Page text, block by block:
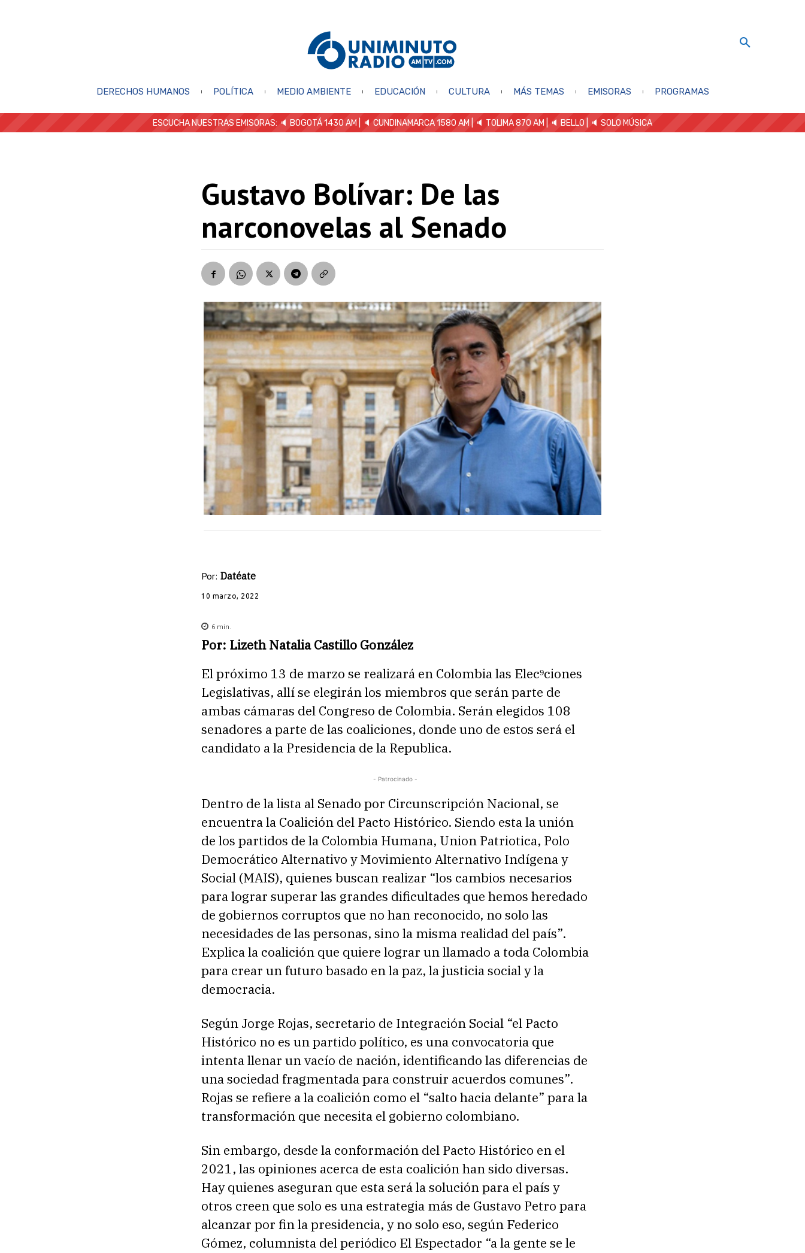
DERECHOS HUMANOS POLÍTICA MEDIO AMBIENTE EDUCACIÓN CULTURA MÁS TEMAS EMISORAS PROGRAMAS
ESCUCHA NUESTRAS EMISORAS: 🔈 BOGOTÁ 1430 AM | 🔈 CUNDINAMARCA 1580 AM | 🔈 TOLIMA 870 AM | 🔈 BELLO 🔈 SOLO MÚSICA
Gustavo Bolívar: De las
narconovelas al Senado
Por: Datéate
10 marzo, 2022
6 min.
Por: Lizeth Natalia Castillo González
El próximo 13 de marzo se realizará en Colombia las Elec⁹ciones
Legislativas, allí se elegirán los miembros que serán parte de
ambas cámaras del Congreso de Colombia. Serán elegidos 108
senadores a parte de las coaliciones, donde uno de estos será el
candidato a la Presidencia de la Republica.
- Patrocinado -
Dentro de la lista al Senado por Circunscripción Nacional, se
encuentra la Coalición del Pacto Histórico. Siendo esta la unión
de los partidos de la Colombia Humana, Union Patriotica, Polo
Democrático Alternativo y Movimiento Alternativo Indígena y
Social (MAIS), quienes buscan realizar “los cambios necesarios
para lograr superar las grandes dificultades que hemos heredado
de gobiernos corruptos que no han reconocido, no solo las
necesidades de las personas, sino la misma realidad del país”.
Explica la coalición que quiere lograr un llamado a toda Colombia
para crear un futuro basado en la paz, la justicia social y la
democracia.
Según Jorge Rojas, secretario de Integración Social “el Pacto
Histórico no es un partido político, es una convocatoria que
intenta llenar un vacío de nación, identificando las diferencias de
una sociedad fragmentada para construir acuerdos comunes”.
Rojas se refiere a la coalición como el “salto hacia delante” para la
transformación que necesita el gobierno colombiano.
Sin embargo, desde la conformación del Pacto Histórico en el
2021, las opiniones acerca de esta coalición han sido diversas.
Hay quienes aseguran que esta será la solución para el país y
otros creen que solo es una estrategia más de Gustavo Petro para
alcanzar por fin la presidencia, y no solo eso, según Federico
Gómez, columnista del periódico El Espectador “a la gente se le